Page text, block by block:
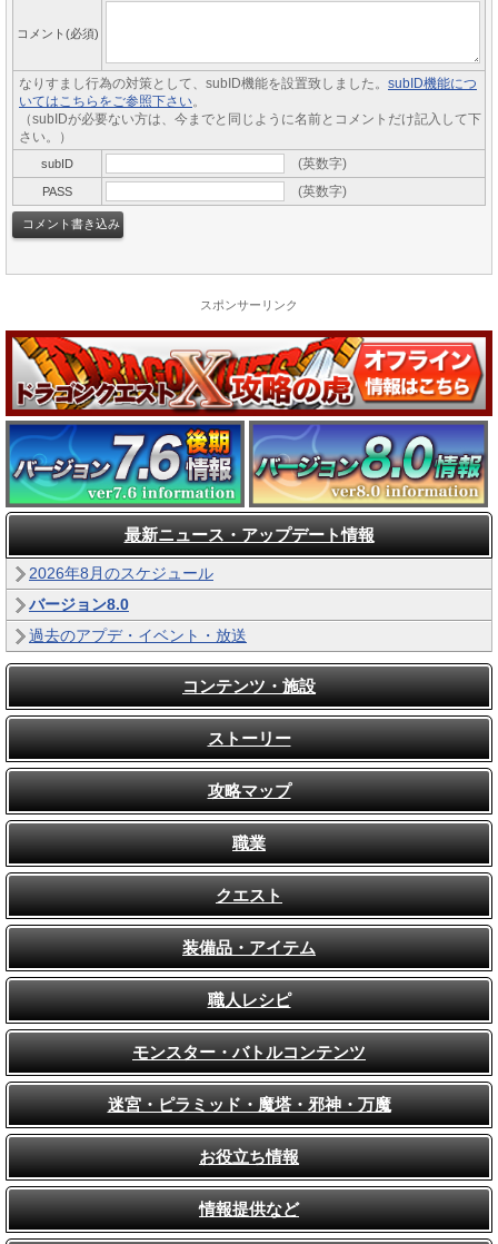
コメント(必須)
なりすまし行為の対策として、subID機能を設置致しました。 subID機能につ
いてはこちらをご参照下さい。
（subIDが必要ない方は、今までと同じように名前とコメントだけ記入して下
さい。）
subID (英数字)
PASS (英数字)
スポンサーリンク
最新ニュース・アップデート情報
2026年8月のスケジュール
バージョン8.0
過去のアプデ・イベント・放送
コンテンツ・施設
ストーリー
攻略マップ
職業
クエスト
装備品・アイテム
職人レシピ
モンスター・バトルコンテンツ
迷宮・ピラミッド・魔塔・邪神・万魔
お役立ち情報
情報提供など